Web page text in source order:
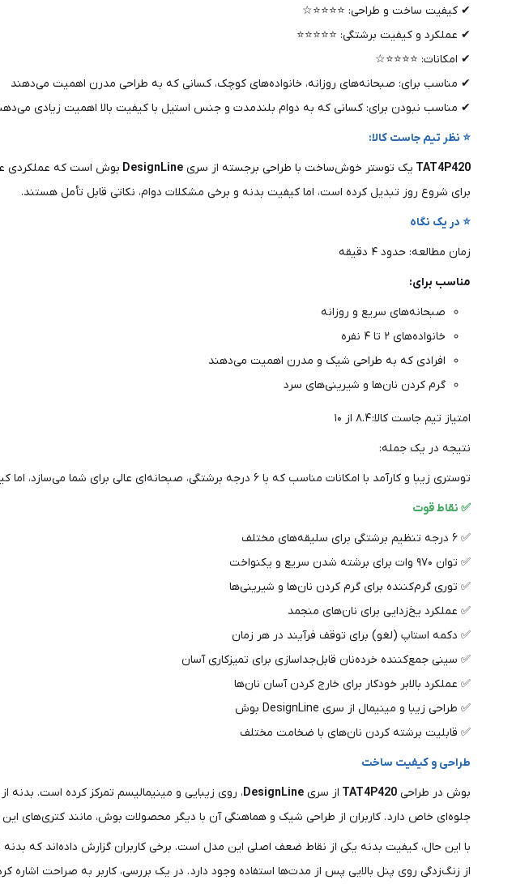
✔ کیفیت ساخت و طراحی: ⭐⭐⭐⭐☆
✔ عملکرد و کیفیت برشتگی: ⭐⭐⭐⭐⭐
✔ امکانات: ⭐⭐⭐⭐☆
✔ مناسب برای: صبحانه‌های روزانه، خانواده‌های کوچک، کسانی که به طراحی مدرن اهمیت می‌دهند
✔ مناسب نبودن برای: کسانی که به دوام بلندمدت و جنس استیل با کیفیت بالا اهمیت زیادی
⭐ نظر تیم جاست کالا:
TAT4P420 یک توستر خوش‌ساخت با طراحی برجسته از سری DesignLine بوش است که عملکردی
برای شروع روز تبدیل کرده است، اما کیفیت بدنه و برخی مشکلات دوام، نکاتی قابل تأمل هستند.
⭐ در یک نگاه
زمان مطالعه: حدود ۴ دقیقه
مناسب برای:
صبحانه‌های سریع و روزانه
خانواده‌های ۲ تا ۴ نفره
افرادی که به طراحی شیک و مدرن اهمیت می‌دهند
گرم کردن نان‌ها و شیرینی‌های سرد
امتیاز تیم جاست کالا: ۸.۴ از ۱۰
نتیجه در یک جمله:
توستری زیبا و کارآمد با امکانات مناسب که با ۶ درجه برشتگی، صبحانه‌ای عالی برای شما می‌سازد، اما کیفیت بدنه می‌تواند بهتر باشد.
✅ نقاط قوت
✅ ۶ درجه تنظیم برشتگی برای سلیقه‌های مختلف
✅ توان ۹۷۰ وات برای برشته شدن سریع و یکنواخت
✅ توری گرم‌کننده برای گرم کردن نان‌ها و شیرینی‌ها
✅ عملکرد یخ‌زدایی برای نان‌های منجمد
✅ دکمه استاپ (لغو) برای توقف فرآیند در هر زمان
✅ سینی جمع‌کننده خرده‌نان قابل‌جداسازی برای تمیزکاری آسان
✅ عملکرد بالابر خودکار برای خارج کردن آسان نان‌ها
✅ طراحی زیبا و مینیمال از سری DesignLine بوش
✅ قابلیت برشته کردن نان‌های با ضخامت مختلف
طراحی و کیفیت ساخت
بوش در طراحی TAT4P420 از سری DesignLine، روی زیبایی و مینیمالیسم تمرکز کرده است.
جلوه‌ای خاص دارد . کاربران از طراحی شیک و هماهنگی آن با دیگر محصولات بوش، مانند کتری‌های این
با این حال، کیفیت بدنه یکی از نقاط ضعف اصلی این مدل است. برخی کاربران گزارش داده‌اند که
از زنگ‌زدگی روی پنل بالایی پس از مدت‌ها استفاده وجود دارد . در یک بررسی، کاربر به صراحت